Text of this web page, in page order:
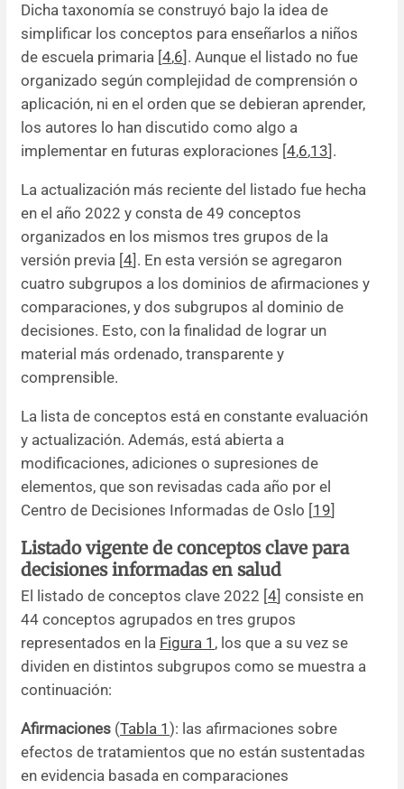
Dicha taxonomía se construyó bajo la idea de
simplificar los conceptos para enseñarlos a niños
de escuela primaria [4,6]. Aunque el listado no fue
organizado según complejidad de comprensión o
aplicación, ni en el orden que se debieran aprender,
los autores lo han discutido como algo a
implementar en futuras exploraciones [4,6,13].
La actualización más reciente del listado fue hecha
en el año 2022 y consta de 49 conceptos
organizados en los mismos tres grupos de la
versión previa [4]. En esta versión se agregaron
cuatro subgrupos a los dominios de afirmaciones y
comparaciones, y dos subgrupos al dominio de
decisiones. Esto, con la finalidad de lograr un
material más ordenado, transparente y
comprensible.
La lista de conceptos está en constante evaluación
y actualización. Además, está abierta a
modificaciones, adiciones o supresiones de
elementos, que son revisadas cada año por el
Centro de Decisiones Informadas de Oslo [19]
Listado vigente de conceptos clave para
decisiones informadas en salud
El listado de conceptos clave 2022 [4] consiste en
44 conceptos agrupados en tres grupos
representados en la Figura 1 , los que a su vez se
dividen en distintos subgrupos como se muestra a
continuación:
Afirmaciones (Tabla 1 ): las afirmaciones sobre
efectos de tratamientos que no están sustentadas
en evidencia basada en comparaciones